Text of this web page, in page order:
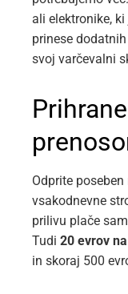
ali elektronike,
prinese
svoj varčevalni
Odprite
vsakodnevne
prilivu plače
Tudi 20 evrov
in skoraj 500